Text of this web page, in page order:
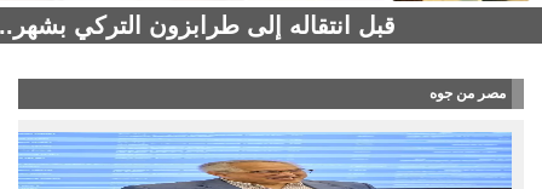
قبل انتقاله إلى طرابزون التركي
مصر من جوه